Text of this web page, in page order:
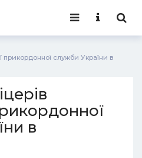
служби України в
в